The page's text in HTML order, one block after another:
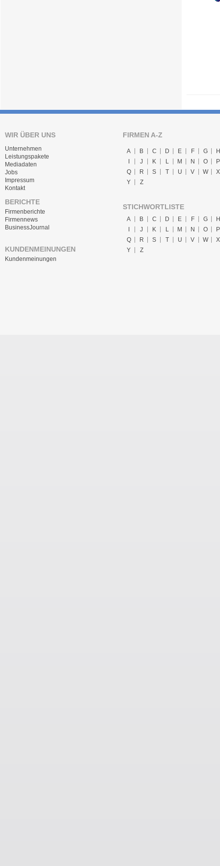
WIR ÜBER UNS
Unternehmen
Leistungspakete
Mediadaten
Jobs
Impressum
Kontakt
BERICHTE
Firmenberichte
Firmennews
BusinessJournal
KUNDENMEINUNGEN
Kundenmeinungen
FIRMEN A-Z
A B C D E F G
H
J K L M N O
P
Q
R S T U V W
X
Y
Z
STICHWORTLISTE
A B C D E F G
H
J K L M N O
P
Q
R S T U V W
X
Y
Z